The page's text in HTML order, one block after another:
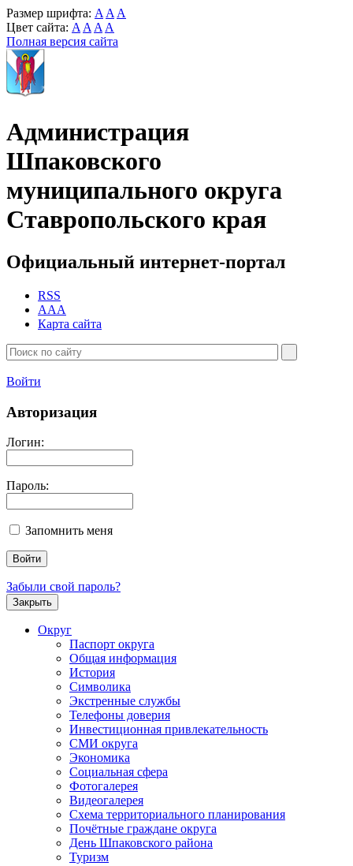
Размер шрифта: A A A
Цвет сайта: A A A A
Полная версия сайта
Администрация
Шпаковского
муниципального округа
Ставропольского края
Официальный интернет-портал
RSS
AAA
Карта сайта
Войти
Авторизация
Логин:
Пароль:
Запомнить меня
Забыли свой пароль?
Закрыть
Округ
Паспорт округа
Общая информация
История
Символика
Экстренные службы
Телефоны доверия
Инвестиционная привлекательность
СМИ округа
Экономика
Социальная сфера
Фотогалерея
Видеогалерея
Схема территориального планирования
Почётные граждане округа
День Шпаковского района
Туризм